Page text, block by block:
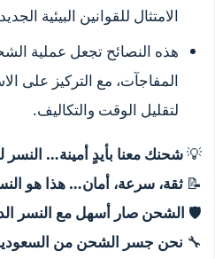
الامتثال للقوانين البيئية
هذه النصائح تجعل عملية
المفاجآت، مع التركيز على
لتقليل الوقت والتكاليف.
💡شحنك معنا بأيدٍ أمينة…
📝 ثقة، سرعة، أمان… هذا هو
🛡️ الشحن صار أسهل مع النسر
🔧 نحن جسر الشحن من السعودية